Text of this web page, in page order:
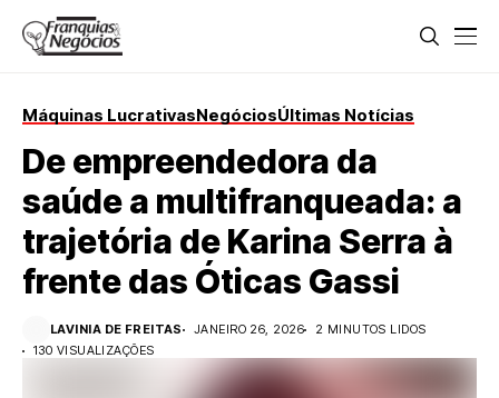
Máquinas LucrativasNegóciosÚltimas Notícias
De empreendedora da
saúde a multifranqueada: a
trajetória de Karina Serra à
frente das Óticas Gassi
LAVINIA DE FREITAS JANEIRO 26, 2026
2 MINUTOS LIDOS
130 VISUALIZAÇÕES